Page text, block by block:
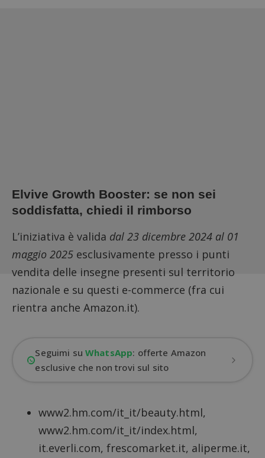
Elvive Growth Booster: se non sei
soddisfatta, chiedi il rimborso
L’iniziativa è valida dal 23 dicembre 2024 al 01
maggio 2025 esclusivamente presso i punti
vendita delle insegne presenti sul territorio
nazionale e su questi e-commerce (fra cui
rientra anche Amazon.it).
Seguimi suWhatsApp: offerte Amazon
esclusive che non trovi sul sito
www2.hm.com/it_it/beauty.html,
www2.hm.com/it_it/index.html,
it.everli.com, frescomarket.it, aliperme.it,